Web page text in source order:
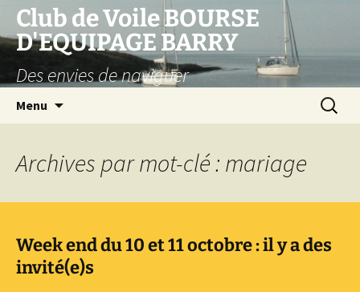
Club de Voile BOURSE
D'EQUIPAGE BARRY
Des envies de naviguer
Menu
Archives par mot-clé : mariage
Week end du 10 et 11 octobre : il y a des
invité(e)s